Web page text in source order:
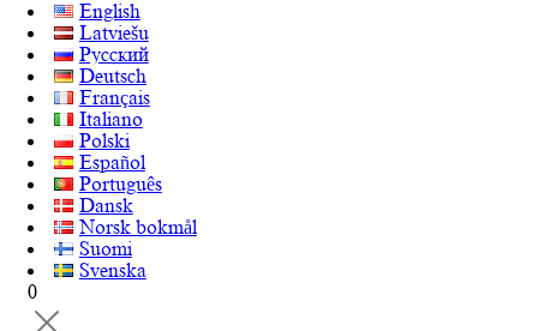
English
Latviešu
Русский
Deutsch
Français
Italiano
Polski
Español
Português
Dansk
Norsk bokmål
Suomi
Svenska
0